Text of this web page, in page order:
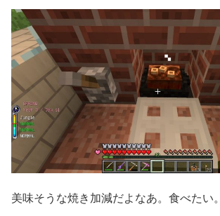
美味そうな焼き加減だよなあ。食べたい。